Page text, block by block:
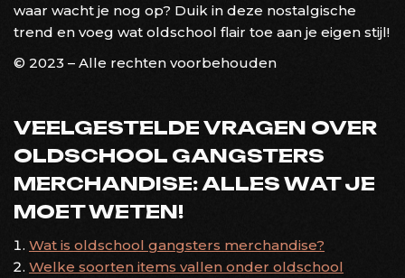
waar wacht je nog op? Duik in deze nostalgische
trend en voeg wat oldschool flair toe aan je eigen stijl!
© 2023 – Alle rechten voorbehouden
VEELGESTELDE VRAGEN OVER
OLDSCHOOL GANGSTERS
MERCHANDISE: ALLES WAT JE
MOET WETEN!
Wat is oldschool gangsters merchandise?
Welke soorten items vallen onder oldschool